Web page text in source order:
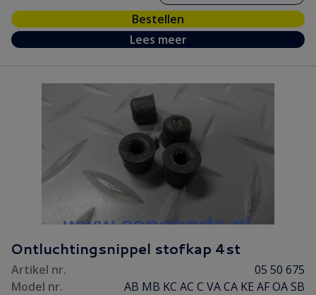
Bestellen
Lees meer
Ontluchtingsnippel stofkap 4st
Artikel nr.
05 50 675
Model nr.
AB MB KC AC C VA CA KE AF OA SB